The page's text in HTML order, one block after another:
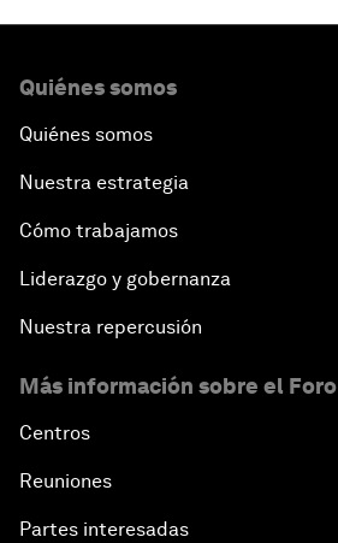
Quiénes somos
Quiénes somos
Nuestra estrategia
Cómo trabajamos
Liderazgo y gobernanza
Nuestra repercusión
Más información sobre el Foro
Centros
Reuniones
Partes interesadas